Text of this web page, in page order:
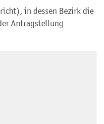
in dessen Bezirk die
Antragstellung